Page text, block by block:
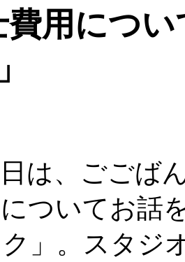
費用につ
は、ごごば
ついてお話
」。スタジ